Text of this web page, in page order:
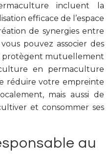
incluent la
efficace de l’espace
de synergies entre
pouvez associer des
protègent mutuellement
en permaculture
réduire votre empreinte
mais aussi de
et consommer ses
au